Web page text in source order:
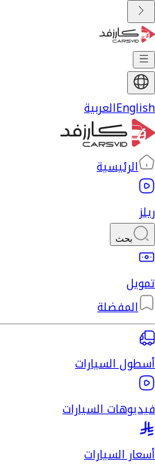
Englishالعربية
الرئيسية
ريلز
بحث
تمويل
المفضلة
أسطول السيارات
فيديوهات السيارات
أسعار السيارات